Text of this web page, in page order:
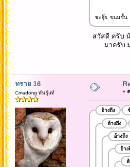
ชะอุ๊ย. ขนมชั้น.
สวัสดี ครับ
มาครับ มา
ทราย 16
Cmadong พันธุ์แท้ «
อ้างถึง
อ้างถึง
อ้างถึง
อ้าง